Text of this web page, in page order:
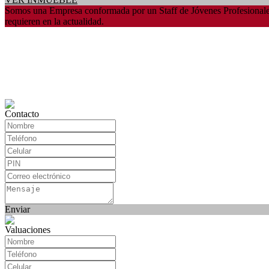
Somos una Empresa conformada por un Staff de Jóvenes
requieren en la actualidad.
Contacto
Enviar
Valuaciones